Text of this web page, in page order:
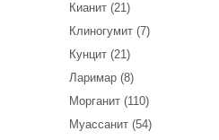
Кианит (21)
Клиногумит (7)
Кунцит (21)
Ларимар (8)
Морганит (110)
Муассанит (54)